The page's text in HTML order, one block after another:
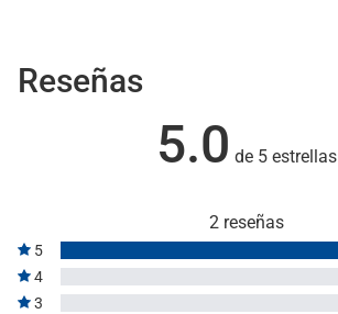
Reseñas
5.0 de 5 estrellas
2 reseñas
5
4
3